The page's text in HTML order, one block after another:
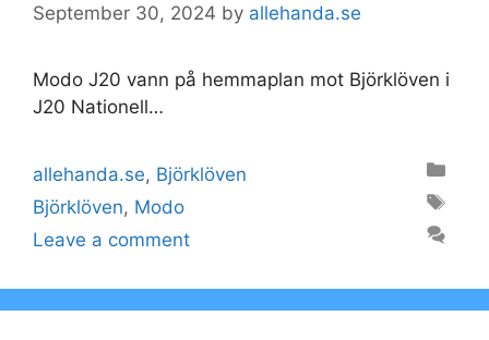
September 30, 2024 by allehanda.se
Modo J20 vann på hemmaplan mot Björklöven i
J20 Nationell…
Categories
allehanda.se, Björklöven
Tags
Björklöven, Modo
Leave a comment